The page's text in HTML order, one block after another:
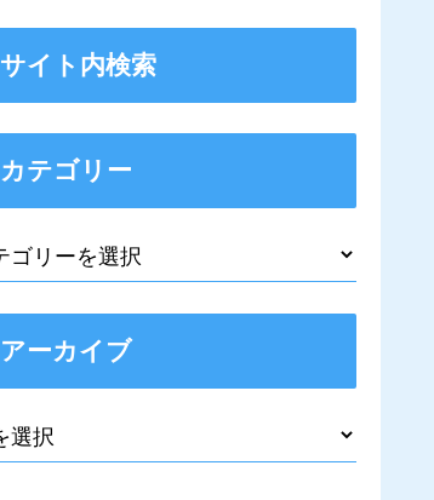
サイト内検索
カテゴリー
アーカイブ